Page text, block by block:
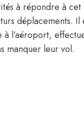
à répondre à
déplacements.
l’aéroport,
manquer leur vol.